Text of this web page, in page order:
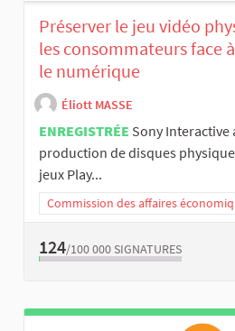
Préserver le jeu vidéo
les consommateurs face
le numérique
Éliott MASSE
ENREGISTRÉE Sony Interactive
production de disques
jeux Play...
Commission des affaires
124/100 000 SIGNATURES